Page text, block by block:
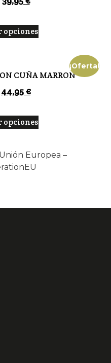
opciones
¡Oferta!
CUÑA MARRON
44,95€
opciones
Europea –